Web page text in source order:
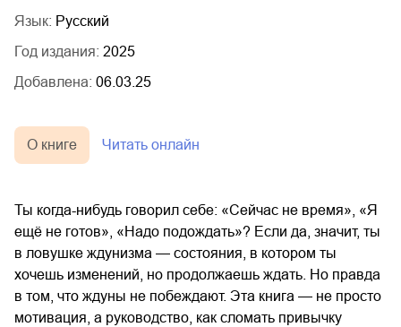
Язык: Русский
Год издания: 2025
Добавлена: 06.03.25
О книге Читать онлайн
Ты когда-нибудь говорил себе: «Сейчас не время», «Я
ещё не готов», «Надо подождать»? Если да, значит, ты
в ловушке ждунизма — состояния, в котором ты
хочешь изменений, но продолжаешь ждать. Но правда
в том, что ждуны не побеждают. Эта книга — не просто
мотивация, а руководство, как сломать привычку